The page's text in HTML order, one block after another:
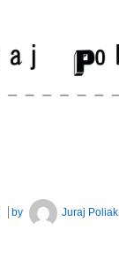
by Juraj Poliak